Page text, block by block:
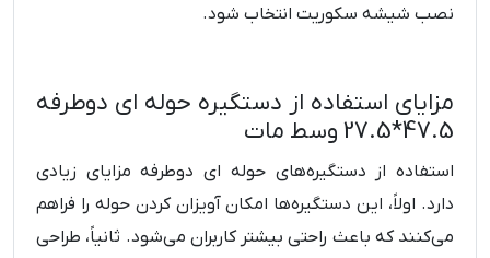
نصب شیشه سکوریت انتخاب شود.
مزایای استفاده از دستگیره حوله ای دوطرفه
47.5*27.5 وسط مات
استفاده از دستگیره‌های حوله ای دوطرفه مزایای زیادی
دارد. اولاً، این دستگیره‌ها امکان آویزان کردن حوله را فراهم
می‌کنند که باعث راحتی بیشتر کاربران می‌شود. ثانیاً، طراحی